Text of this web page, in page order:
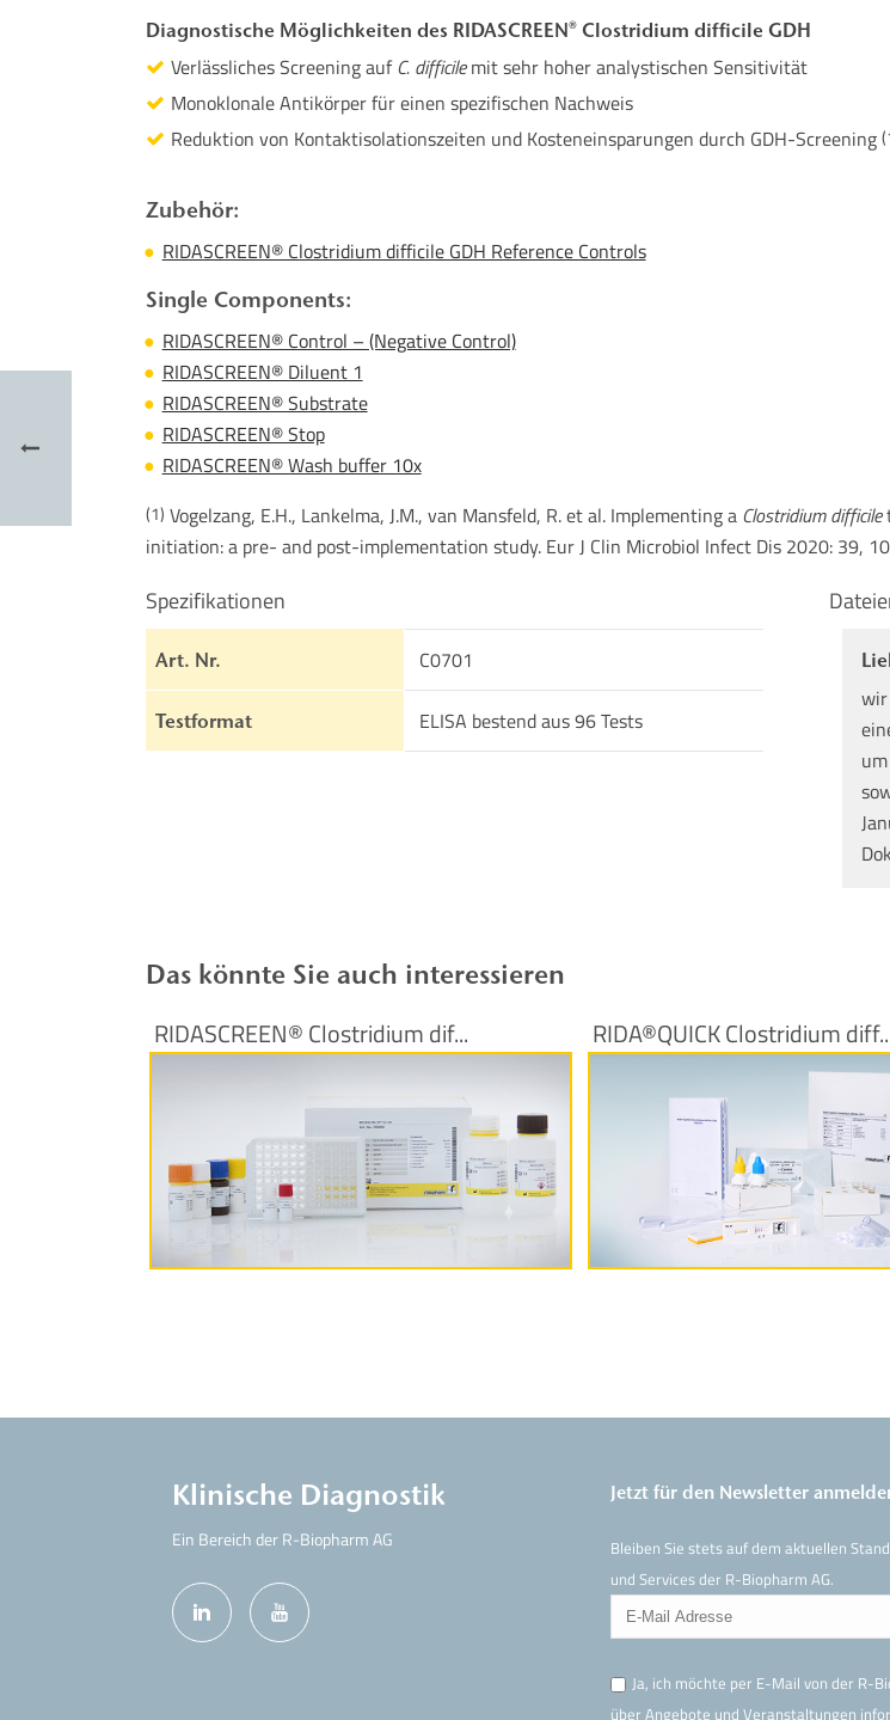
Diagnostische Möglichkeiten des RIDASCREEN® Clostridium difficile GDH
Verlässliches Screening aufC. difficilemit sehr hoher analystischen Sensitivität
Monoklonale Antikörper für einen spezifischen Nachweis
Reduktion von Kontaktisolationszeiten und Kosteneinsparungen durch GDH-Screening
Zubehör:
RIDASCREEN® Clostridium difficile GDH Reference Controls
Single Components:
RIDASCREEN® Control – (Negative Control)
RIDASCREEN® Diluent 1
RIDASCREEN® Substrate
RIDASCREEN® Stop
RIDASCREEN® Wash buffer 10x
(1) Vogelzang, E.H., Lankelma, J.M., van Mansfeld, R. et al. Implementing a Clostridium difficile
initiation: a pre- and post-implementation study. Eur J Clin Microbiol Infect Dis 2020: 39,
Spezifikationen
Art. Nr. C0701
Testformat ELISA bestend aus 96 Tests
wir
Das könnte Sie auch interessieren
RIDASCREEN® Clostridium dif...
Produktinformationen
RIDA®QUICK Clostridium
Produktinformationen
Klinische Diagnostik
Ein Bereich der R-Biopharm AG
Jetzt für den Newsletter
Bleiben Sie stets auf dem aktuellen
und Services der R-Biopharm AG.
Ja, ich möchte per E-Mail von der R-
über Angebote und Veranstaltungen